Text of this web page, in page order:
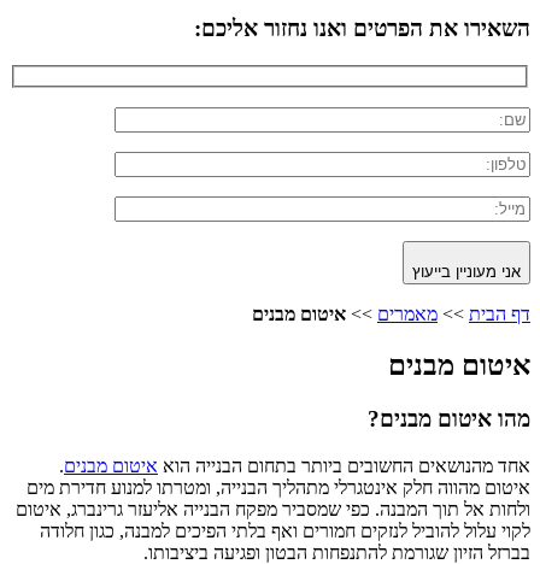
השאירו את הפרטים ואנו נחזור אליכם:
אני מעוניין בייעוץ
דף הבית >> מאמרים >> איטום מבנים
איטום מבנים
מהו איטום מבנים?
אחד מהנושאים החשובים ביותר בתחום הבנייה הוא איטום מבנים.
איטום מהווה חלק אינטגרלי מתהליך הבנייה, ומטרתו למנוע חדירת מים
ולחות אל תוך המבנה. כפי שמסביר מפקח הבנייה אליעזר גרינברג, איטום
לקוי עלול להוביל לנזקים חמורים ואף בלתי הפיכים למבנה, כגון חלודה
בברזל הזיון שגורמת להתנפחות הבטון ופגיעה ביציבותו.